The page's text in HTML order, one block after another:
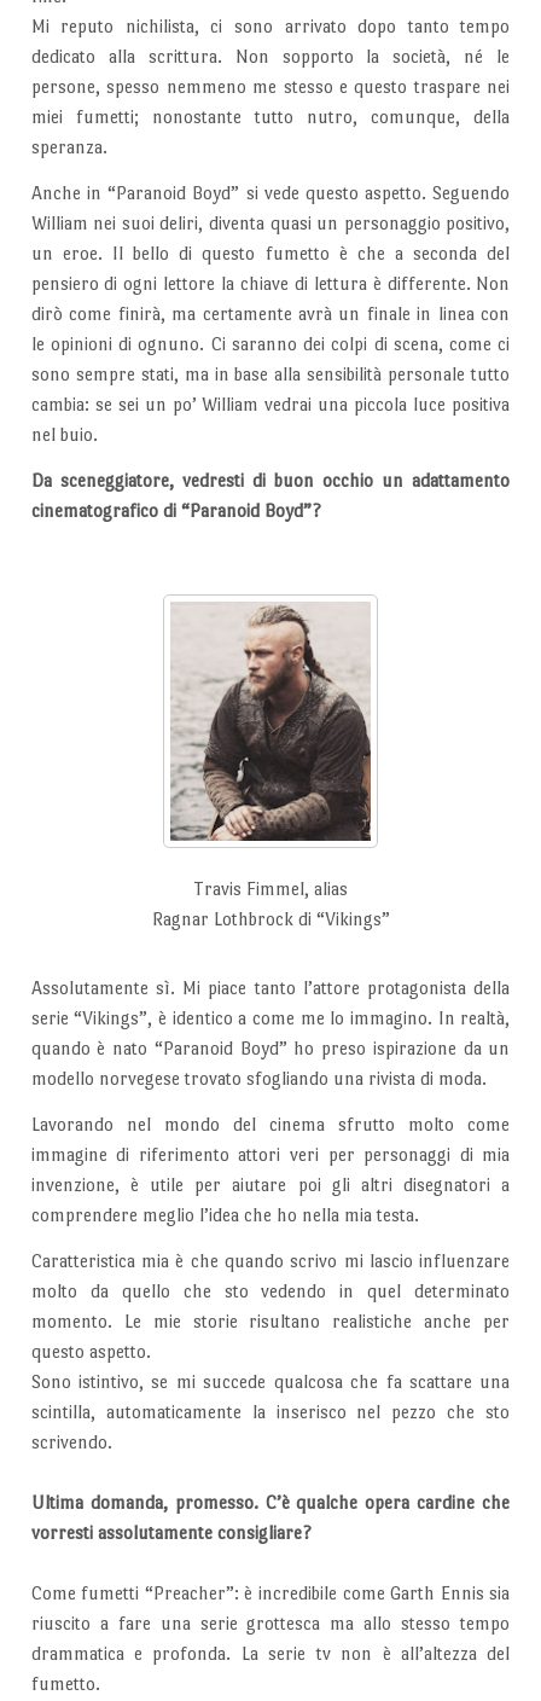
Mi reputo nichilista, ci sono arrivato dopo tanto tempo
dedicato alla scrittura. Non sopporto la società, né le
persone, spesso nemmeno me stesso e questo traspare nei
miei fumetti; nonostante tutto nutro, comunque, della
speranza.
Anche in “Paranoid Boyd” si vede questo aspetto. Seguendo
William nei suoi deliri, diventa quasi un personaggio positivo,
un eroe. Il bello di questo fumetto è che a seconda del
pensiero di ogni lettore la chiave di lettura è differente. Non
dirò come finirà, ma certamente avrà un finale in linea con
le opinioni di ognuno. Ci saranno dei colpi di scena, come ci
sono sempre stati, ma in base alla sensibilità personale tutto
cambia: se sei un po’ William vedrai una piccola luce positiva
nel buio.
Da sceneggiatore, vedresti di buon occhio un adattamento
cinematografico di “Paranoid Boyd”?
Travis Fimmel, alias
Ragnar Lothbrock di “Vikings”
Assolutamente sì. Mi piace tanto l’attore protagonista della
serie “Vikings”, è identico a come me lo immagino. In realtà,
quando è nato “Paranoid Boyd” ho preso ispirazione da un
modello norvegese trovato sfogliando una rivista di moda.
Lavorando nel mondo del cinema sfrutto molto come
immagine di riferimento attori veri per personaggi di mia
invenzione, è utile per aiutare poi gli altri disegnatori a
comprendere meglio l’idea che ho nella mia testa.
Caratteristica mia è che quando scrivo mi lascio influenzare
molto da quello che sto vedendo in quel determinato
momento. Le mie storie risultano realistiche anche per
questo aspetto.
Sono istintivo, se mi succede qualcosa che fa scattare una
scintilla, automaticamente la inserisco nel pezzo che sto
scrivendo.
Ultima domanda, promesso. C’è qualche opera cardine che
vorresti assolutamente consigliare?
Come fumetti “Preacher”: è incredibile come Garth Ennis sia
riuscito a fare una serie grottesca ma allo stesso tempo
drammatica e profonda. La serie tv non è all’altezza del
fumetto.